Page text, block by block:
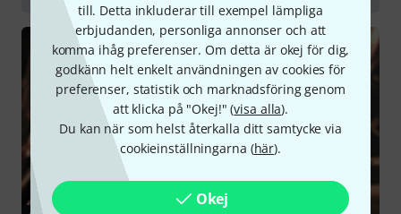
till. Detta inkluderar till exempel lämpliga
erbjudanden, personliga annonser och att
komma ihåg preferenser. Om detta är okej för dig,
godkänn helt enkelt användningen av cookies för
preferenser, statistik och marknadsföring genom
att klicka på "Okej!" (visa alla).
Du kan när som helst återkalla ditt samtycke via
cookieinställningarna (här).
Okej